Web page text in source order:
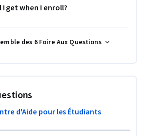
get when I enroll?
des 6 Foire Aux Questions
d'Aide pour les Étudiants